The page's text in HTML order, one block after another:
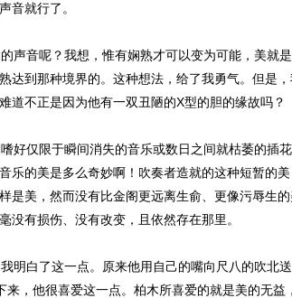
音就行了。
音呢？我想，惟有娴熟才可以变为可能，美就
达到那种境界的。这种想法，给了我勇气。但是
道不正是因为他有一双丑陋的X型的胆的缘故吗？
仅限于瞬间消失的音乐或数日之间就枯萎的插
乐的美是多么奇妙啊！吹奏者造就的这种短暂的
是美，然而没有比金阁更远离生俞、更像污辱生
有损伤、没有改变，且依然存在那里。
白了这一点。原来他用自己的嘴向尺八的吹北
，他很喜爱这一点。柏木所喜爱的就是美的无